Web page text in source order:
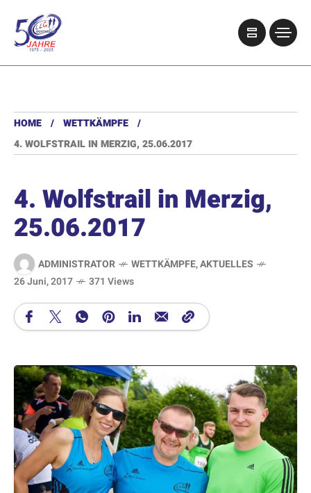
HOME
WETTKÄMPFE
4. WOLFSTRAIL IN MERZIG, 25.06.2017
4. Wolfstrail in Merzig,
25.06.2017
ADMINISTRATOR WETTKÄMPFE,AKTUELLES
26 Juni, 2017
371 Views